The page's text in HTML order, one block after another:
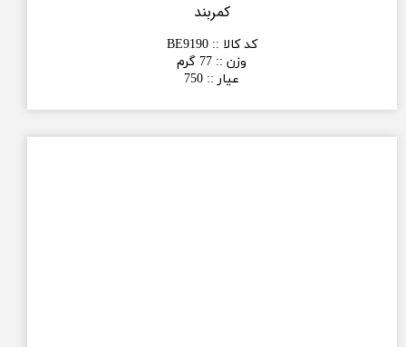
کمربند
کد کالا ::
BE9190
وزن :: 77 گرم
عیار ::
750